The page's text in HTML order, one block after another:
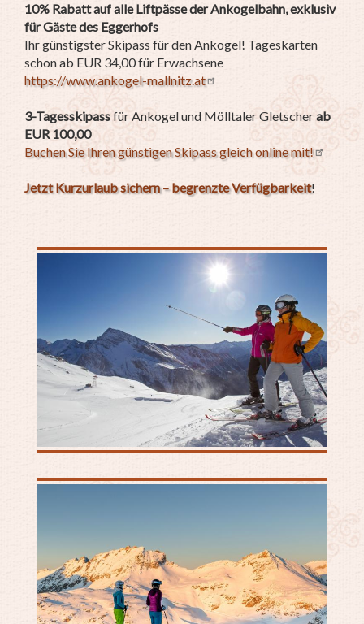
10% Rabatt auf alle Liftpässe der Ankogelbahn, exklusiv
für Gäste des Eggerhofs
Ihr günstigster Skipass für den Ankogel! Tageskarten
schon ab EUR 34,00 für Erwachsene
https://www.ankogel-mallnitz.at
3-Tagesskipassfür Ankogel und Mölltaler Gletscherab
EUR 100,00
Buchen Sie Ihren günstigen Skipass gleich online mit!
Jetzt Kurzurlaub sichern – begrenzte Verfügbarkeit!